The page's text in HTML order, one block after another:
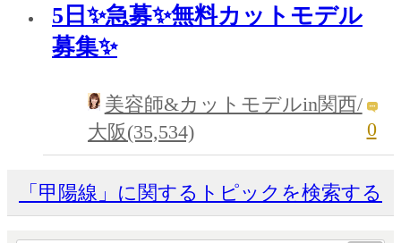
5日✨急募✨無料カットモデル
募集✨
美容師&カットモデルin関西/
大阪(35,534)
0
「甲陽線」に関するトピックを検索する